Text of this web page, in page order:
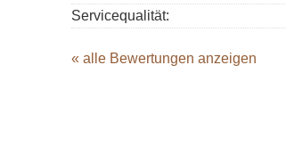
Servicequalität:
« alle Bewertungen anzeigen